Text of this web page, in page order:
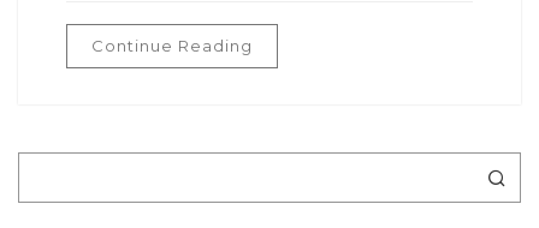
Continue Reading